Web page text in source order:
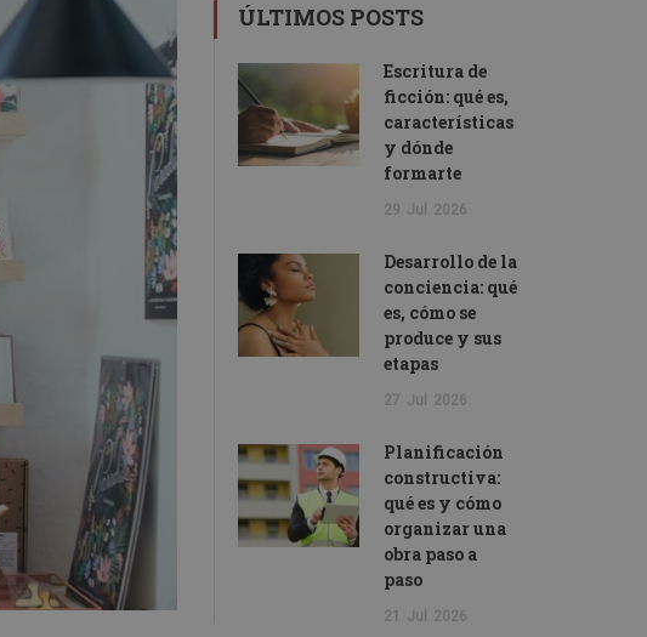
ÚLTIMOS POSTS
Escritura de
ficción: qué es,
características
y dónde
formarte
29 Jul 2026
Desarrollo de la
conciencia: qué
es, cómo se
produce y sus
etapas
27 Jul 2026
Planificación
constructiva:
qué es y cómo
organizar una
obra paso a
paso
21 Jul 2026